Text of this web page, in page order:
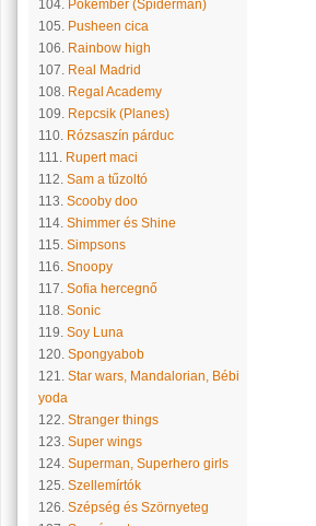
104. Pókember (Spiderman)
105. Pusheen cica
106. Rainbow high
107. Real Madrid
108. Regal Academy
109. Repcsik (Planes)
110. Rózsaszín párduc
111. Rupert maci
112. Sam a tűzoltó
113. Scooby doo
114. Shimmer és Shine
115. Simpsons
116. Snoopy
117. Sofia hercegnő
118. Sonic
119. Soy Luna
120. Spongyabob
121. Star wars, Mandalorian, Bébi
yoda
122. Stranger things
123. Super wings
124. Superman, Superhero girls
125. Szellemírtók
126. Szépség és Szörnyeteg